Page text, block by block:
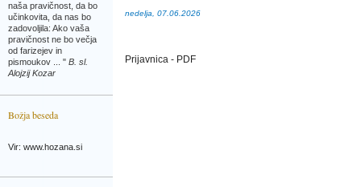
naša pravičnost, da bo
učinkovita, da nas bo
zadovoljila: Ako vaša
pravičnost ne bo večja
od farizejev in
pismoukov ... " B. sl.
Alojzij Kozar
Božja beseda
Vir: www.hozana.si
nedelja, 07.06.2026
Prijavnica - PDF